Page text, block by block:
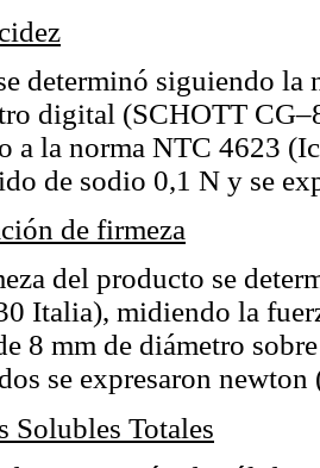
determinó siguiendo la
digital (SCHOTT
a la norma NTC 4623
de sodio 0,1 N y se
de firmeza
del producto se
Italia), midiendo la
8 mm de diámetro
se expresaron
Solubles Totales